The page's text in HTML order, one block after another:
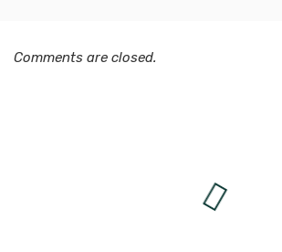
Comments are closed.